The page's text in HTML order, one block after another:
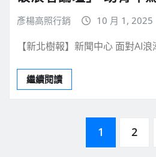
彥楊高照行銷 10 月 1, 2025
【新北樹報】新聞中心 面對AI
繼續閱讀
1 2